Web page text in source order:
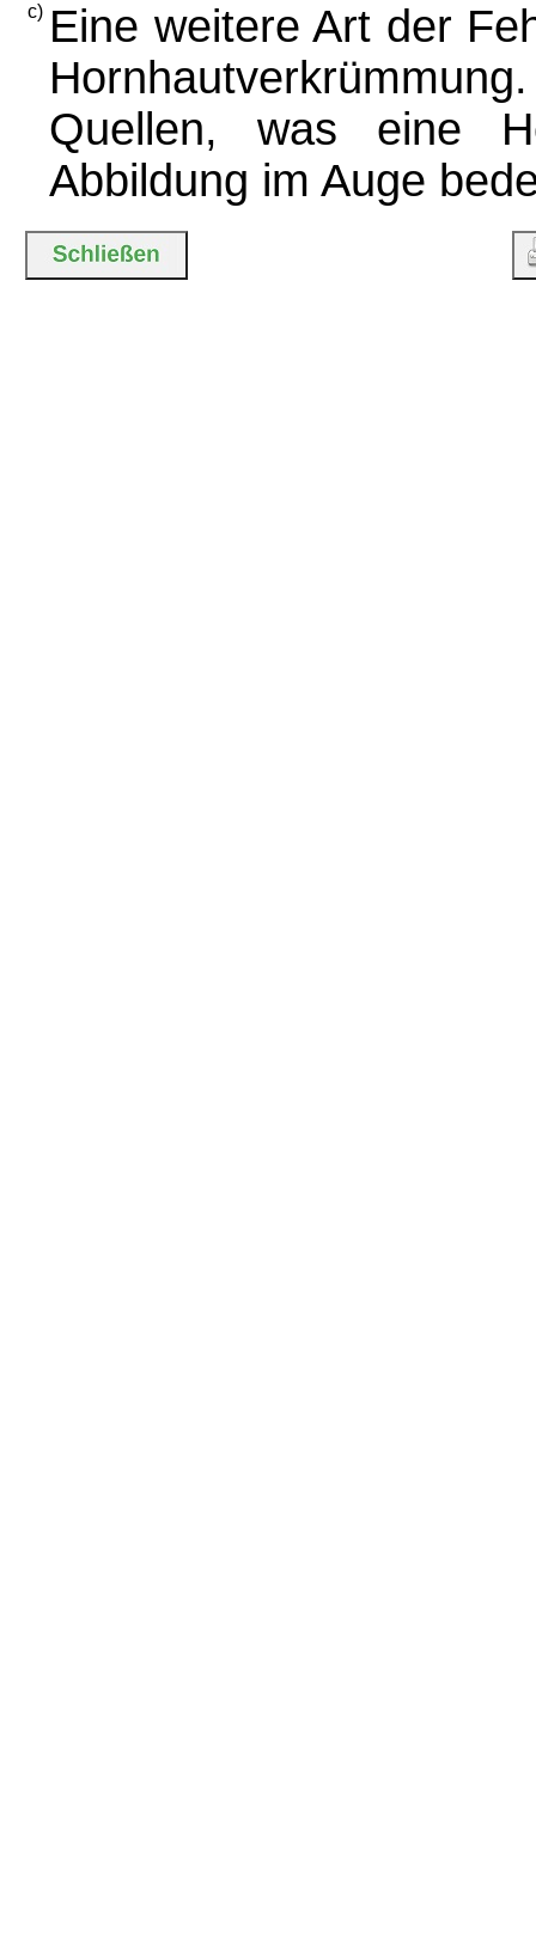
c) Eine weitere Art der
Quellen, was eine
Abbildung im Auge